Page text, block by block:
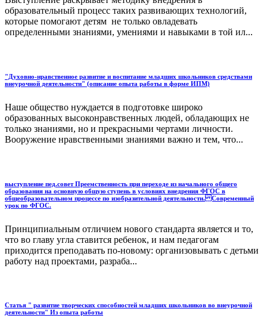
образовательный процесс таких развивающих технологий,
которые помогают детям не только овладевать
определенными знаниями, умениями и навыками в той ил...
"Духовно-нравственное развитие и воспитание младших школьников средствами
внеурочной деятельности" (описание опыта работы в форме ИПМ)
Наше общество нуждается в подготовке широко
образованных высоконравственных людей, обладающих не
только знаниями, но и прекрасными чертами личности.
Вооружение нравственными знаниями важно и тем, что...
выступление пед.совет Преемственность при переходе из начального общего
образования на основную общую ступень в условиях внедрения ФГОС в
общеобразовательном процессе по изобразительной деятельности. Современный
урок по ФГОС.
Принципиальным отличием нового стандарта является и то,
что во главу угла ставится ребенок, и нам педагогам
приходится преподавать по-новому: организовывать с детьми
работу над проектами, разраба...
Статья " развитие творческих способностей младших школьников во внеурочной
деятельности" Из опыта работы